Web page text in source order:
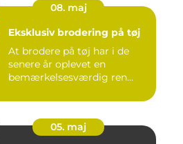
08. maj
Eksklusiv brodering på tøj
At brodere på tøj har i de
senere år oplevet en
bemærkelsesværdig ren...
05. maj